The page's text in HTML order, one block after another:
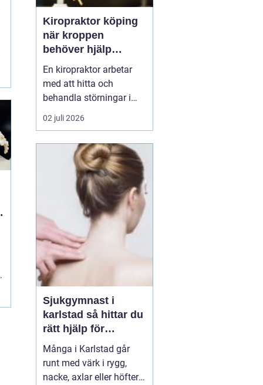
Kiropraktor köping
när kroppen
behöver hjälp
tillbaka
En kiropraktor arbetar
med att hitta och
behandla störningar i
kroppens leder, muskler
och nervsystem. Målet
smärta, bättre rörlighet
och en vardag som
fungerar igen.
Kiropraktik passar
många som kämpar
med återkommande
ryggont...
02 juli 2026
Sjukgymnast i
karlstad så hittar du
rätt hjälp för
kroppen
Många i Karlstad går
runt med värk i rygg,
nacke, axlar eller höfter